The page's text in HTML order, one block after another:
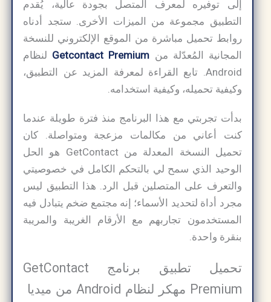
إلى توفيره لمعرف المتصل بجودة عالية، يُقدم
التطبيق مجموعة من الميزات الأخرى. ستجد أدناه
روابط تحميل مباشرة من الموقع الإلكتروني للنسخة
المجانية المُعدّلة منGetcontact Premiumلنظام
Android. تابع القراءة لمعرفة المزيد عن التطبيق،
وكيفية تحميله، وكيفية استخدامه.
بدأت تجربتي مع هذا البرنامج منذ فترة طويلة عندما
كنت أعاني من مكالمات مزعجة ومتواصلة. كان
تحميل النسخة المعدلة من GetContact هو الحل
الوحيد الذي سمح لي بالتحكم الكامل في خصوصيتي
والتعرف على المتصلين قبل الرد. هذا التطبيق ليس
مجرد أداة لتحديد الأسماء؛ إنه مجتمع ضخم يتبادل فيه
المستخدمون تجاربهم مع الأرقام الغريبة والمريبة
بنقرة واحدة.
تحميل تطبيق برنامج GetContact
Premium مهكر لنظام Android من ميديا ​​